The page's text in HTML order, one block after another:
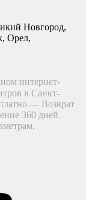
Новгород,
Орел,
интернет-
в Санкт-
— Возврат
360 дней.